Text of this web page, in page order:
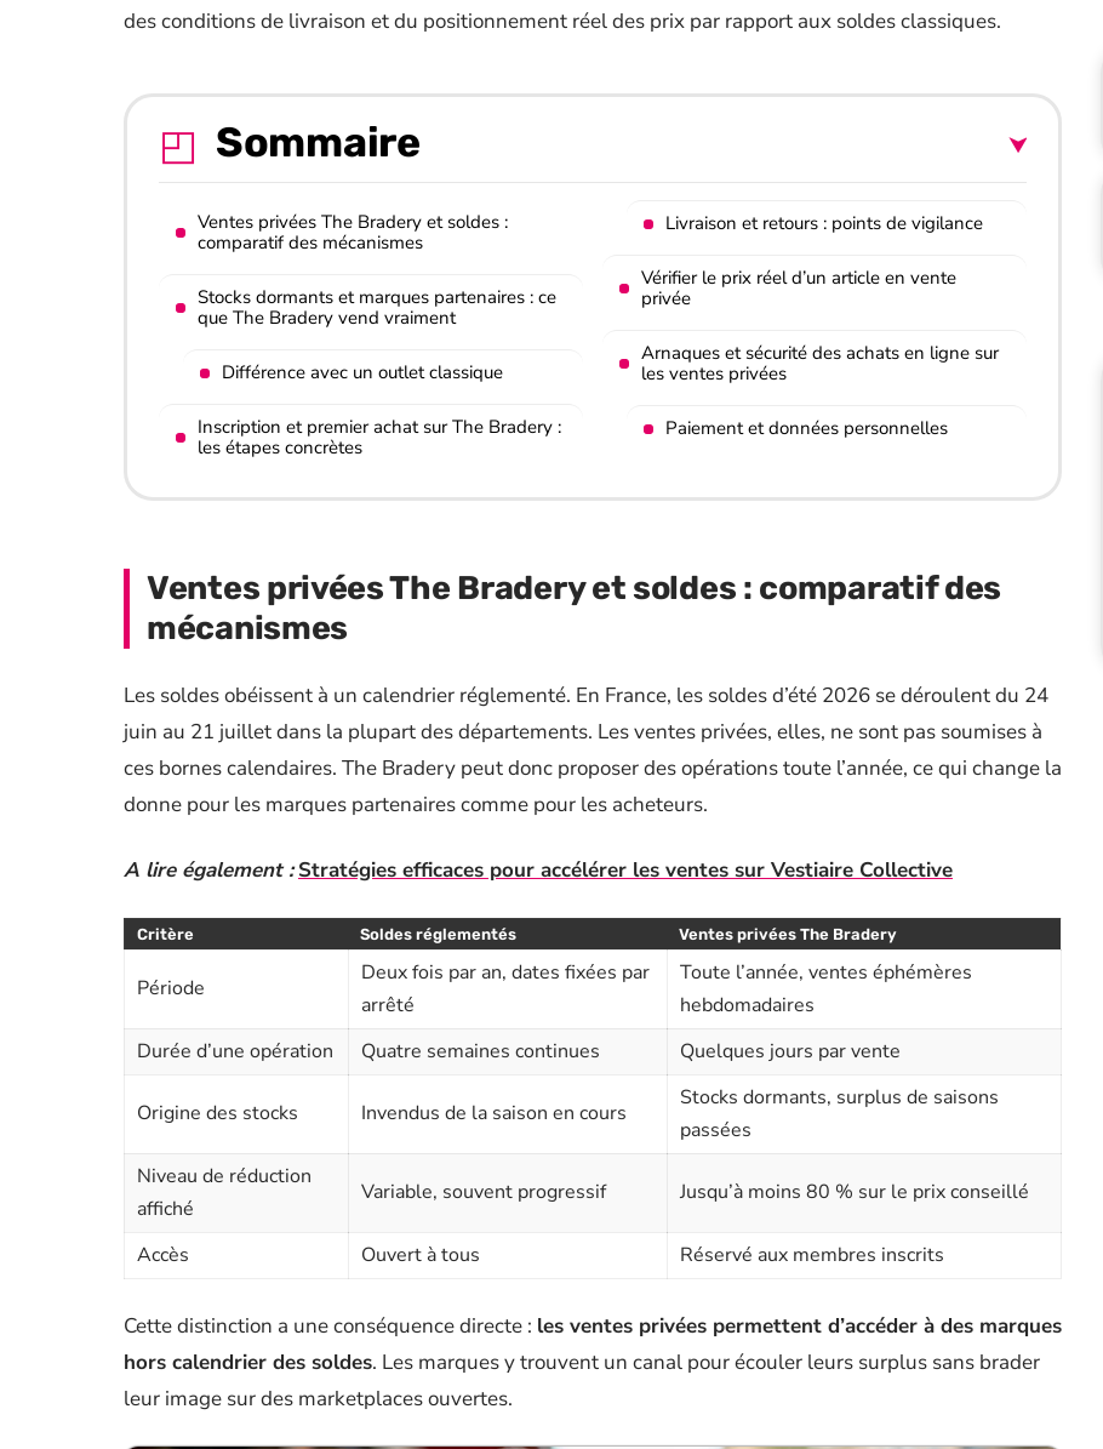
des conditions de livraison et du positionnement réel des prix par rapport aux soldes classiques.
Sommaire
Ventes privées The Bradery et soldes :
comparatif des mécanismes
Stocks dormants et marques partenaires : ce
que The Bradery vend vraiment
Différence avec un outlet classique
Inscription et premier achat sur The Bradery :
les étapes concrètes
Livraison et retours : points de vigilance
Vérifier le prix réel d’un article en vente
privée
Arnaques et sécurité des achats en ligne sur
les ventes privées
Paiement et données personnelles
Ventes privées The Bradery et soldes : comparatif des
mécanismes
Les soldes obéissent à un calendrier réglementé. En France, les soldes d’été 2026 se déroulent du 24
juin au 21 juillet dans la plupart des départements. Les ventes privées, elles, ne sont pas soumises à
ces bornes calendaires. The Bradery peut donc proposer des opérations toute l’année, ce qui change la
donne pour les marques partenaires comme pour les acheteurs.
A lire également : Stratégies efficaces pour accélérer les ventes sur Vestiaire Collective
Critère Soldes réglementés Ventes privées The Bradery
Période
Deux fois par an, dates fixées par
arrêté
Toute l’année, ventes éphémères
hebdomadaires
Durée d’une opération
Quatre semaines continues Quelques jours par vente
Origine des stocks Invendus de la saison en cours
Stocks dormants, surplus de saisons
passées
Niveau de réduction
affiché
Variable, souvent progressif Jusqu’à moins 80 % sur le prix conseillé
Accès Ouvert à tous Réservé aux membres inscrits
Cette distinction a une conséquence directe : les ventes privées permettent d’accéder à des marques
hors calendrier des soldes. Les marques y trouvent un canal pour écouler leurs surplus sans brader
leur image sur des marketplaces ouvertes.